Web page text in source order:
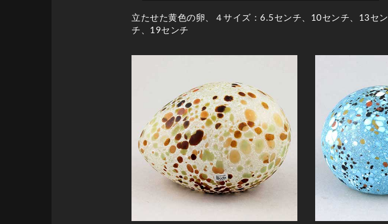
立たせた黄色の卵、４サイズ：6.5センチ、10センチ、13セン
チ、19センチ